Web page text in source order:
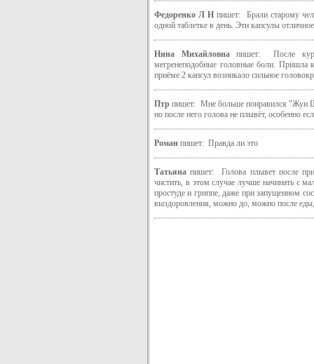
Федоренко Л Нпишет: Брали старому
одной таблетке в день. Эти капсулы
Нина Михайловнапишет: После
мегренеподобные головные боли. Пришла
приёме 2 капсул возникало сильное
Птр пишет: Мне больше понравился "Жун
но после него голова не плывёт, особенно
Роман пишет: Правда ли это
Татьяна пишет: Голова плывет после
чистить, в этом случае лучше начинать с
простуде и гриппе, даже при запущенном
выздоровления, можно до, можно после